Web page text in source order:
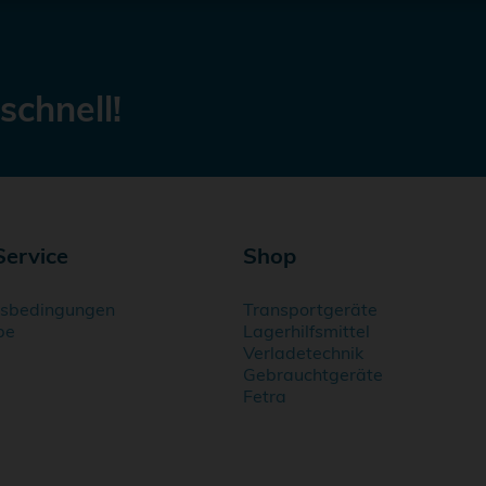
Shop
Transportgeräte
Lagerhilfsmittel
Verladetechnik
Gebrauchtgeräte
Fetra